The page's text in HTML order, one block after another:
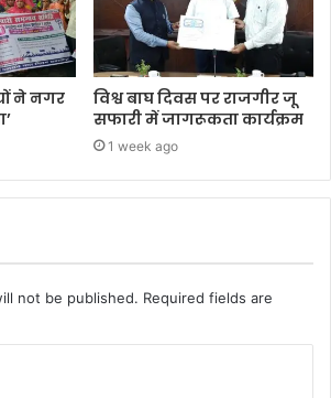
ने नगर
विश्व बाघ दिवस पर राजगीर जू
सफारी में जागरूकता कार्यक्रम
1 week ago
not be published. Required fields are